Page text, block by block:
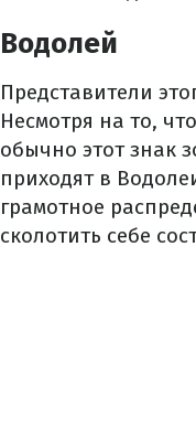
Водолей
Представители
Несмотря на то,
обычно этот знак
приходят в
грамотное
сколотить себе